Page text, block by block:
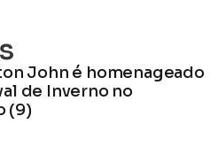
John é homenageado
de Inverno no
(9)